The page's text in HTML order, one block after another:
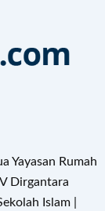
Yayasan Rumah
Dirgantara
Islam |